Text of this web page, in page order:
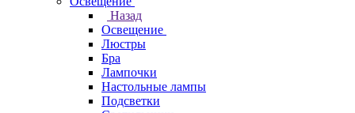
Назад
Освещение
Люстры
Бра
Лампочки
Настольные лампы
Подсветки